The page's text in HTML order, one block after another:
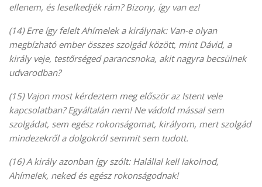
ellenem, és leselkedjék rám? Bizony, így van ez!
(14) Erre így felelt Ahímelek a királynak: Van-e olyan
megbízható ember összes szolgád között, mint Dávid, a
király veje, testőrséged parancsnoka, akit nagyra becsülnek
udvarodban?
(15) Vajon most kérdeztem meg először az Istent vele
kapcsolatban? Egyáltalán nem! Ne vádold mással sem
szolgádat, sem egész rokonságomat, királyom, mert szolgád
mindezekről a dolgokról semmit sem tudott.
(16) A király azonban így szólt: Halállal kell lakolnod,
Ahímelek, neked és egész rokonságodnak!